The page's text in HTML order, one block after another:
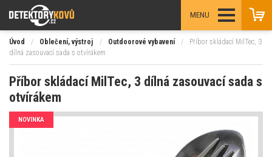
MENU
Úvod / Oblečení, výstroj / Outdoorové vybavení /
Příbor skládací MilTec, 3
dílná zasouvací sada s otvírákem
Příbor skládací MilTec, 3 dílná zasouvací sada s
otvírákem
NOVINKA